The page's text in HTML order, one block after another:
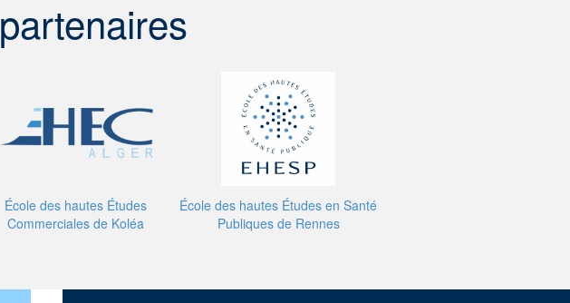
partenaires
École des hautes Études
Commerciales de Koléa
École des hautes Études en Santé
Publiques de Rennes